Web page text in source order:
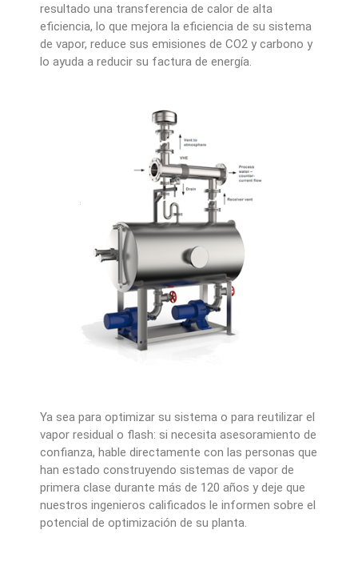
resultado una transferencia de calor de alta
eficiencia, lo que mejora la eficiencia de su sistema
de vapor, reduce sus emisiones de CO2 y carbono y
lo ayuda a reducir su factura de energía.
Ya sea para optimizar su sistema o para reutilizar el
vapor residual o flash: si necesita asesoramiento de
confianza, hable directamente con las personas que
han estado construyendo sistemas de vapor de
primera clase durante más de 120 años y deje que
nuestros ingenieros calificados le informen sobre el
potencial de optimización de su planta.